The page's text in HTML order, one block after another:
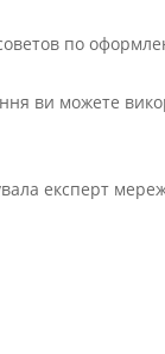
ви можете
експерт